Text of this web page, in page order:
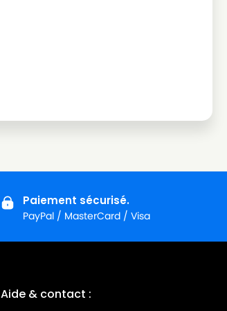
Paiement sécurisé.
PayPal / MasterCard / Visa
Aide & contact :